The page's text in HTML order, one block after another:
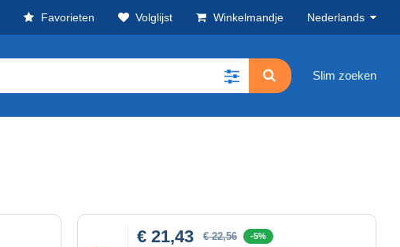
Favorieten Volglijst Winkelmandje Nederlands
Slim zoeken
€ 21,43 € 22,56 -5%